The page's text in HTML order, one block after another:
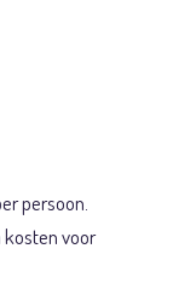
persoon.
kosten voor